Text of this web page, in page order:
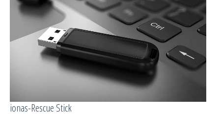
ionas-Rescue Stick